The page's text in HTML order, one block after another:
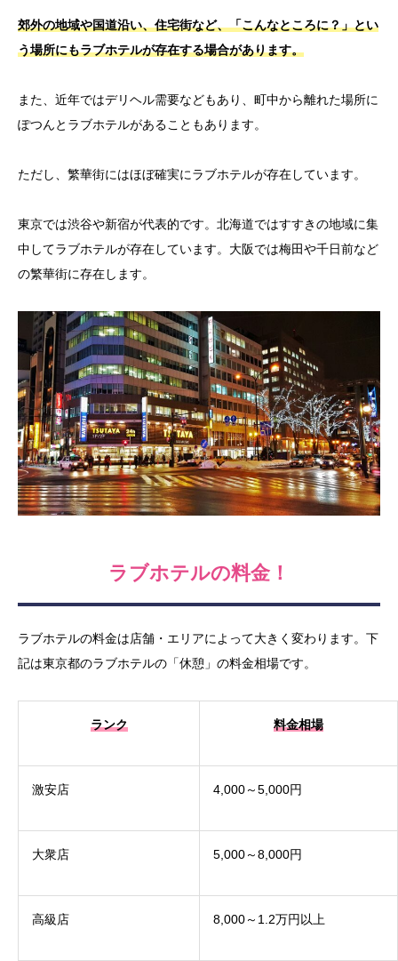
郊外の地域や国道沿い、住宅街など、「こんなところに？」とい
う場所にもラブホテルが存在する場合があります。
また、近年ではデリヘル需要などもあり、町中から離れた場所に
ぽつんとラブホテルがあることもあります。
ただし、繁華街にはほぼ確実にラブホテルが存在しています。
東京では渋谷や新宿が代表的です。北海道ではすすきの地域に集
中してラブホテルが存在しています。大阪では梅田や千日前など
の繁華街に存在します。
ラブホテルの料金！
ラブホテルの料金は店舗・エリアによって大きく変わります。下
記は東京都のラブホテルの「休憩」の料金相場です。
ランク 料金相場
激安店 4,000～5,000円
大衆店 5,000～8,000円
高級店 8,000～1.2万円以上